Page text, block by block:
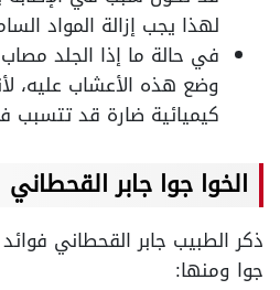
لهذا يجب إزالة المواد
في حالة ما إذا الجلد
وضع هذه الأعشاب عليه،
كيميائية ضارة قد
الخوا جوا جابر القحطاني
ذكر الطبيب جابر القحطاني
جوا ومنها: